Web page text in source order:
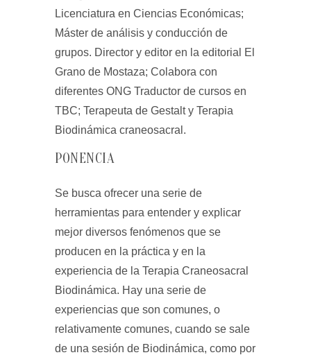
Licenciatura en Ciencias Económicas;
Máster de análisis y conducción de
grupos. Director y editor en la editorial El
Grano de Mostaza; Colabora con
diferentes ONG Traductor de cursos en
TBC; Terapeuta de Gestalt y Terapia
Biodinámica craneosacral.
PONENCIA
Se busca ofrecer una serie de
herramientas para entender y explicar
mejor diversos fenómenos que se
producen en la práctica y en la
experiencia de la Terapia Craneosacral
Biodinámica. Hay una serie de
experiencias que son comunes, o
relativamente comunes, cuando se sale
de una sesión de Biodinámica, como por